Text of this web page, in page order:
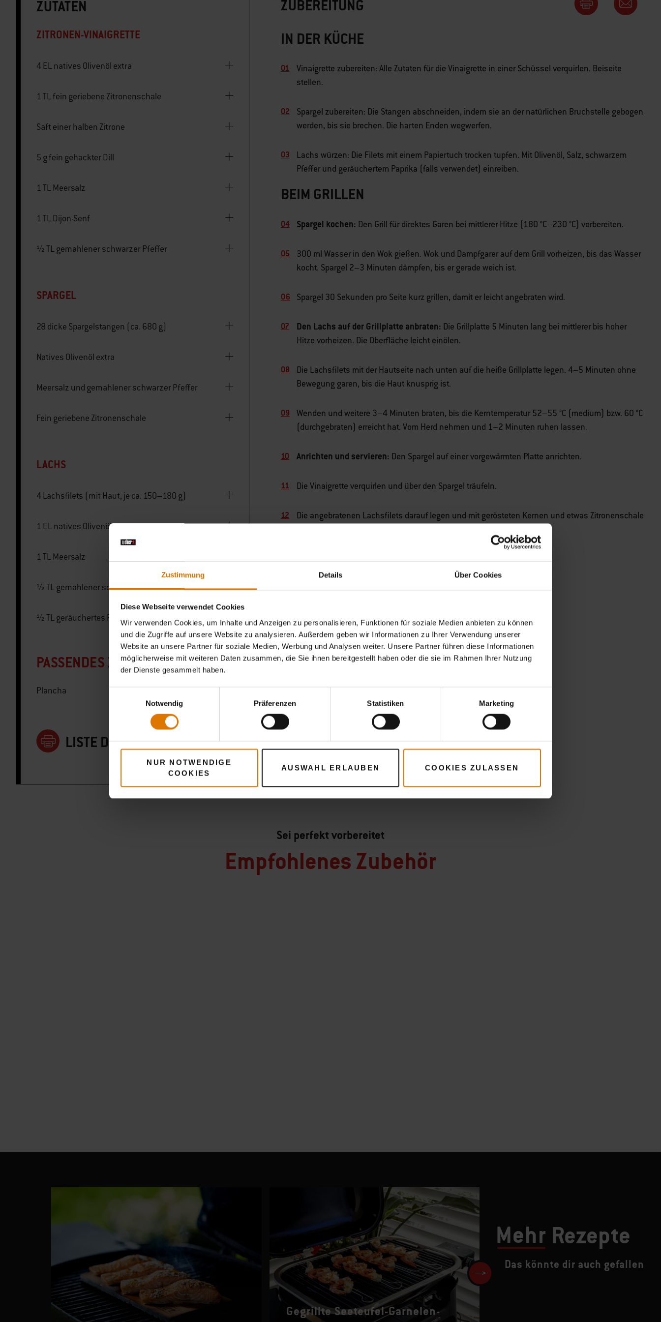
Zustimmung Details Über Cookies
Diese Webseite verwendet Cookies
Wir verwenden Cookies, um Inhalte und Anzeigen zu personalisieren, Funktionen für soziale Medien anbieten zu können
und die Zugriffe auf unsere Website zu analysieren. Außerdem geben wir Informationen zu Ihrer Verwendung unserer
Website an unsere Partner für soziale Medien, Werbung und Analysen weiter. Unsere Partner führen diese Informationen
möglicherweise mit weiteren Daten zusammen, die Sie ihnen bereitgestellt haben oder die sie im Rahmen Ihrer Nutzung
der Dienste gesammelt haben.
Notwendig
Präferenzen Statistiken Marketing
NUR NOTWENDIGE
COOKIES
AUSWAHL ERLAUBEN COOKIES ZULASSEN
ZUTATEN
ZITRONEN-VINAIGRETTE
4 EL natives Olivenöl extra
1 TL fein geriebene Zitronenschale
Saft einer halben Zitrone
5 g fein gehackter Dill
1 TL Meersalz
1 TL Dijon-Senf
½ TL gemahlener schwarzer Pfeffer
SPARGEL
28 dicke Spargelstangen (ca. 680 g)
Natives Olivenöl extra
Meersalz und gemahlener schwarzer Pfeffer
Fein geriebene Zitronenschale
LACHS
4 Lachsfilets (mit Haut, je ca. 150–180 g)
1 EL natives Olivenöl extra
1 TL Meersalz
½ TL gemahlener schwarzer Pfeffer
½ TL geräuchertes Paprikapulver (optional)
PASSENDES ZUBEHÖR
Plancha
LISTE DRUCKEN
ZUBEREITUNG
IN DER KÜCHE
Vinaigrette zubereiten: Alle Zutaten für die Vinaigrette in einer Schüssel verquirlen. Beiseite
stellen.
Spargel zubereiten: Die Stangen abschneiden, indem sie an der natürlichen Bruchstelle gebogen
werden, bis sie brechen. Die harten Enden wegwerfen.
Lachs würzen: Die Filets mit einem Papiertuch trocken tupfen. Mit Olivenöl, Salz, schwarzem
Pfeffer und geräuchertem Paprika (falls verwendet) einreiben.
BEIM GRILLEN
Spargel kochen: Den Grill für direktes Garen bei mittlerer Hitze (180 °C–230 °C) vorbereiten.
300 ml Wasser in den Wok gießen. Wok und Dampfgarer auf dem Grill vorheizen, bis das Wasser
kocht. Spargel 2–3 Minuten dämpfen, bis er gerade weich ist.
Spargel 30 Sekunden pro Seite kurz grillen, damit er leicht angebraten wird.
Den Lachs auf der Grillplatte anbraten: Die Grillplatte 5 Minuten lang bei mittlerer bis hoher
Hitze vorheizen. Die Oberfläche leicht einölen.
Die Lachsfilets mit der Hautseite nach unten auf die heiße Grillplatte legen. 4–5 Minuten ohne
Bewegung garen, bis die Haut knusprig ist.
Wenden und weitere 3–4 Minuten braten, bis die Kerntemperatur 52–55 °C (medium) bzw. 60 °C
(durchgebraten) erreicht hat. Vom Herd nehmen und 1–2 Minuten ruhen lassen.
Anrichten und servieren: Den Spargel auf einer vorgewärmten Platte anrichten.
Die Vinaigrette verquirlen und über den Spargel träufeln.
Die angebratenen Lachsfilets darauf legen und mit gerösteten Kernen und etwas Zitronenschale
Sei perfekt vorbereitet
Empfohlenes Zubehör
Mehr Rezepte
Das könnte dir auch gefallen
Gegrillte Seeteufel-Garnelen-